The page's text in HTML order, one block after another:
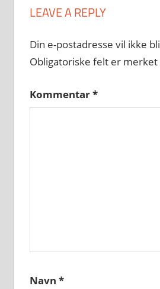
LEAVE A REPLY
Din e-postadresse vil ikke
Obligatoriske felt er merket
Kommentar*
Navn *